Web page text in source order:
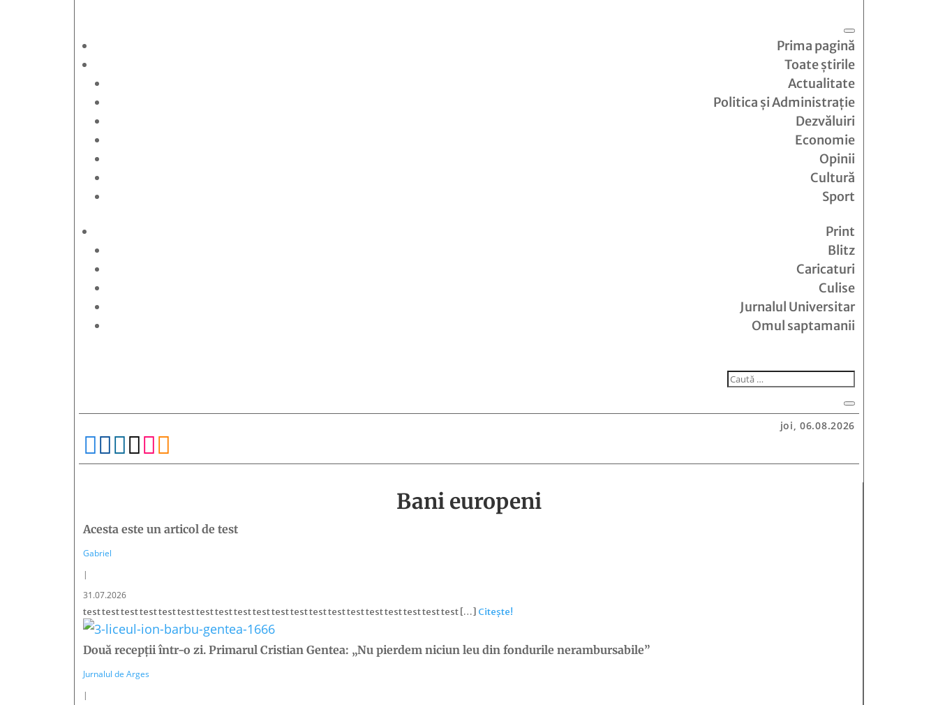
Prima pagină
Toate știrile
Actualitate
Politica și Administrație
Dezvăluiri
Economie
Opinii
Cultură
Sport
Print
Blitz
Caricaturi
Culise
Jurnalul Universitar
Omul saptamanii
joi, 06.08.2026

Bani europeni
Acesta este un articol de test
Gabriel
|
31.07.2026
test test test test test test test test test test test test test test test test test test test test […] Citește!
Două recepţii într-o zi. Primarul Cristian Gentea: „Nu pierdem niciun leu din fondurile nerambursabile”
Jurnalul de Arges
|